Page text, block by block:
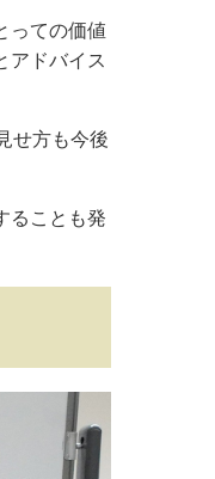
っての価値
アドバイス
せ方も今後
ることも発